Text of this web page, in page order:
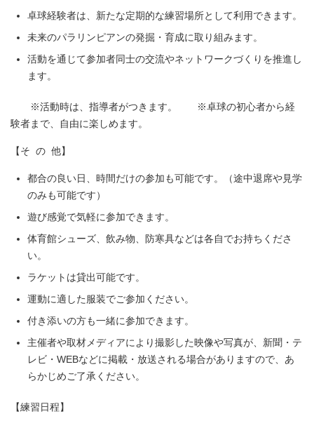
卓球経験者は、新たな定期的な練習場所として利用できます。
未来のパラリンピアンの発掘・育成に取り組みます。
活動を通じて参加者同士の交流やネットワークづくりを推進し
ます。
※活動時は、指導者がつきます。 ※卓球の初心者から経
験者まで、自由に楽しめます。
【そ の 他】
都合の良い日、時間だけの参加も可能です。（途中退席や見学
のみも可能です）
遊び感覚で気軽に参加できます。
体育館シューズ、飲み物、防寒具などは各自でお持ちくださ
い。
ラケットは貸出可能です。
運動に適した服装でご参加ください。
付き添いの方も一緒に参加できます。
主催者や取材メディアにより撮影した映像や写真が、新聞・テ
レビ・WEBなどに掲載・放送される場合がありますので、あ
らかじめご了承ください。
【練習日程】